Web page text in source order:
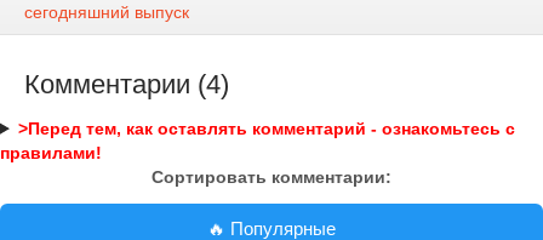
сегодняшний выпуск
Комментарии (4)
>Перед тем, как оставлять комментарий - ознакомьтесь с
правилами!
Сортировать комментарии:
🔥 Популярные